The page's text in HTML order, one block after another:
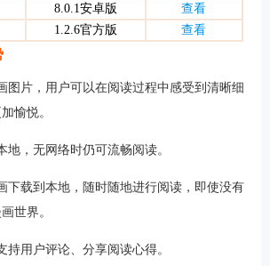
8.0.1安卓版
查看
1.2.6官方版 查看
图片，用户可以在阅读过程中感受到清晰细
愉悦。
地，无网络时仍可流畅阅读。
下载到本地，随时随地进行阅读，即使没有
世界。
持用户评论、分享阅读心得。